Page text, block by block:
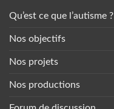
Qu’est ce que l’autisme ?
Nos objectifs
Nos projets
Nos productions